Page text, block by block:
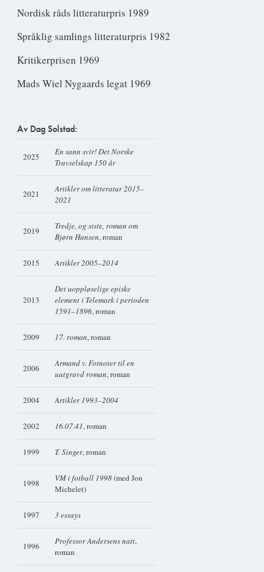
Nordisk råds litteraturpris 1989
Språklig samlings litteraturpris 1982
Kritikerprisen 1969
Mads Wiel Nygaards legat 1969
Av Dag Solstad:
2025
En sann svir! Det Norske
Travselskap 150 år
2021
Artikler om litteratur 2015–
2021
2019
Tredje, og siste, roman om
Bjørn Hansen, roman
2015 Artikler 2005–2014
2013
Det uoppløselige episke
element i Telemark i perioden
1591–1896, roman
2009 17. roman, roman
2006
Armand v. Fotnoter til en
uutgravd roman, roman
2004 Artikler 1993–2004
2002 16.07.41, roman
1999 T. Singer, roman
1998 VM i fotball 1998(med Jon
Michelet)
1997 3 essays
1996 Professor Andersens natt,
roman